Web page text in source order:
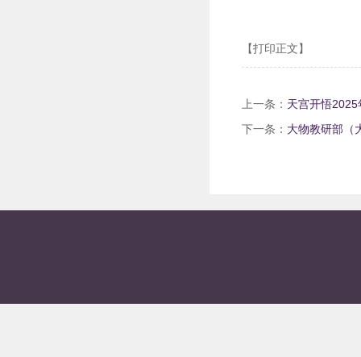
【打印正文】
上一条： 天宫开悟
下一条： 大物教研部（